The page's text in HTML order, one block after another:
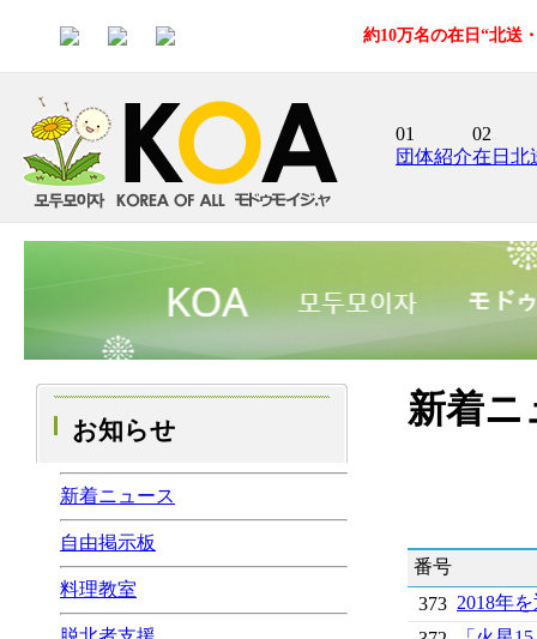
約10万名の在日“北送
01
団体紹介
02
在日北
お知らせ
新着ニュース
自由掲示板
料理教室
新着ニ
番号
373 2018年